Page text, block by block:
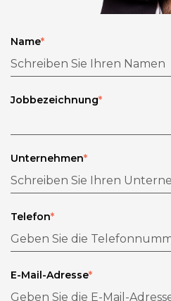
Name*
Jobbezeichnung*
Unternehmen*
Telefon*
E-Mail-Adresse*